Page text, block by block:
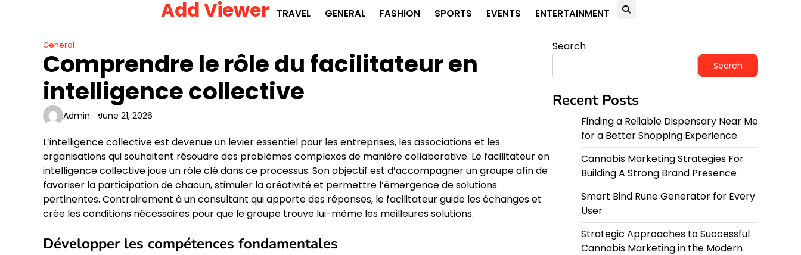
Add Viewer TRAVEL GENERAL FASHION SPORTS EVENTS ENTERTAINMENT
General
Comprendre le rôle du facilitateur en
intelligence collective
Admin June 21, 2026
L’intelligence collective est devenue un levier essentiel pour les entreprises, les associations et les
organisations qui souhaitent résoudre des problèmes complexes de manière collaborative. Le facilitateur en
intelligence collective joue un rôle clé dans ce processus. Son objectif est d’accompagner un groupe afin de
favoriser la participation de chacun, stimuler la créativité et permettre l’émergence de solutions
pertinentes. Contrairement à un consultant qui apporte des réponses, le facilitateur guide les échanges et
crée les conditions nécessaires pour que le groupe trouve lui-même les meilleures solutions.
Développer les compétences fondamentales
Search
Search
Recent Posts
Finding a Reliable Dispensary Near Me
for a Better Shopping Experience
Cannabis Marketing Strategies For
Building A Strong Brand Presence
Smart Bind Rune Generator for Every
User
Strategic Approaches to Successful
Cannabis Marketing in the Modern